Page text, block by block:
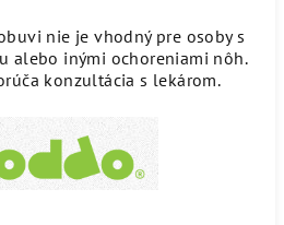
nie je vhodný pre osoby s
alebo inými ochoreniami nôh.
konzultácia s lekárom.